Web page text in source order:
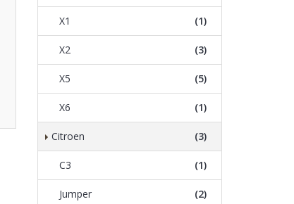
X1 (1)
X2 (3)
X5 (5)
X6 (1)
Citroen (3)
C3 (1)
Jumper (2)